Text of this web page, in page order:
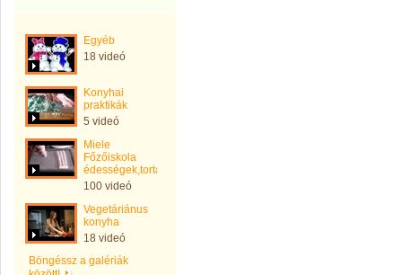
Egyéb
18 videó
Konyhai
praktikák
5 videó
Miele
Főzőiskola
édességek,torták,sósak
100 videó
Vegetáriánus
konyha
18 videó
Böngéssz a galériák